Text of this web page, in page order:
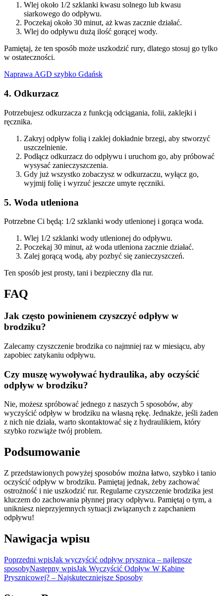
Wlej około 1/2 szklanki kwasu solnego lub kwasu
siarkowego do odpływu.
Poczekaj około 30 minut, aż kwas zacznie działać.
Wlej do odpływu dużą ilość gorącej wody.
Pamiętaj, że ten sposób może uszkodzić rury, dlatego stosuj go tylko
w ostateczności.
Naprawa AGD szybko Gdańsk
4. Odkurzacz
Potrzebujesz odkurzacza z funkcją odciągania, folii, zaklejki i
ręcznika.
Zakryj odpływ folią i zaklej dokładnie brzegi, aby stworzyć
uszczelnienie.
Podłącz odkurzacz do odpływu i uruchom go, aby próbować
wysysać zanieczyszczenia.
Gdy już wszystko zobaczysz w odkurzaczu, wyłącz go,
wyjmij folię i wyrzuć jeszcze umyte ręczniki.
5. Woda utleniona
Potrzebne Ci będą: 1/2 szklanki wody utlenionej i gorąca woda.
Wlej 1/2 szklanki wody utlenionej do odpływu.
Poczekaj 30 minut, aż woda utleniona zacznie działać.
Zalej gorącą wodą, aby pozbyć się zanieczyszczeń.
Ten sposób jest prosty, tani i bezpieczny dla rur.
FAQ
Jak często powinienem czyszczyć odpływ w
brodziku?
Zalecamy czyszczenie brodzika co najmniej raz w miesiącu, aby
zapobiec zatykaniu odpływu.
Czy muszę wywoływać hydraulika, aby oczyścić
odpływ w brodziku?
Nie, możesz spróbować jednego z naszych 5 sposobów, aby
wyczyścić odpływ w brodziku na własną rękę. Jednakże, jeśli żaden
z nich nie działa, warto skontaktować się z hydraulikiem, który
szybko rozwiąże twój problem.
Podsumowanie
Z przedstawionych powyżej sposobów można łatwo, szybko i tanio
oczyścić odpływ w brodziku. Pamiętaj jednak, żeby zachować
ostrożność i nie uszkodzić rur. Regularne czyszczenie brodzika jest
kluczem do zachowania płynnej pracy odpływu. Pamiętaj o tym, a
unikniesz nieprzyjemnych sytuacji związanych z zapchaniem
odpływu!
Nawigacja wpisu
Poprzedni wpisJak wyczyścić odpływ prysznica – najlepsze
sposobyNastępny wpisJak Wyczyścić Odpływ W Kabine
Prysznicowej? – Najskuteczniejsze Sposoby